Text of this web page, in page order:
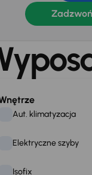
Aut. klimatyzacja
Elektryczne szyby
Isofix